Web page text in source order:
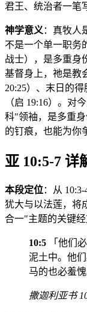
君王、统治者一笔
神学意义 ：真牧人
不是一个单一职务
战士），是多重身
基督身上，祂是教
20:25）、末日的得
（启 19:16）。对
科"领袖，是多重
的钉痕，也能为你
亚 10:5-7 详
本段定位：从
犹大与以法莲，将
合一"主题的关键经
10:5 「他们
泥土中。他
马的也必羞愧
撒迦利亚书